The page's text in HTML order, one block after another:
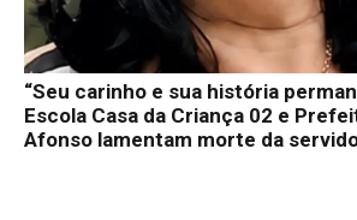
“Seu carinho e sua história
Escola Casa da Criança 02 e
Afonso lamentam morte da